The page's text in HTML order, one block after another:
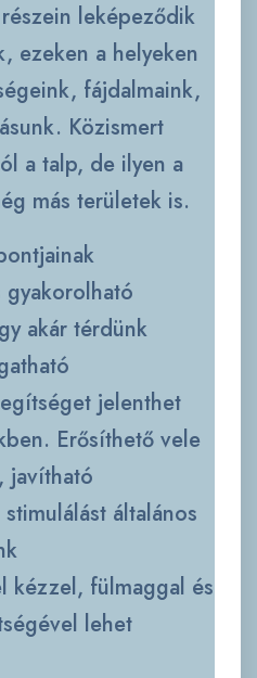
leképeződik
ezeken a helyeken
fájdalmaink,
Közismert
a talp, de ilyen a
más területek is.
gyakorolható
akár térdünk
jelenthet
Erősíthető vele
javítható
általános
kézzel, fülmaggal és
lehet